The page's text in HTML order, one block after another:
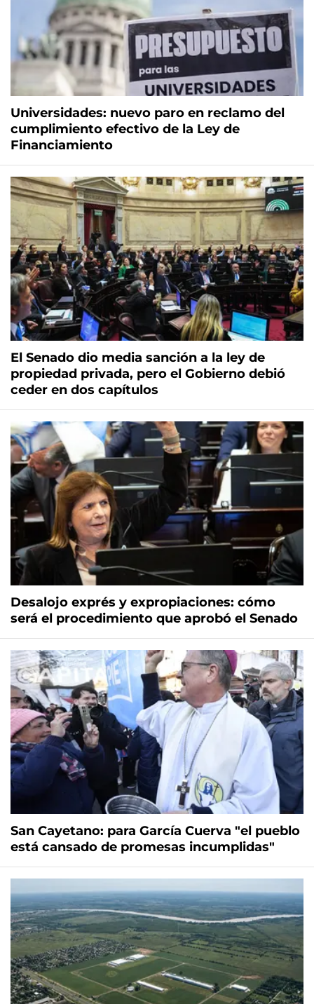
Universidades: nuevo paro en reclamo del
cumplimiento efectivo de la Ley de
Financiamiento
El Senado dio media sanción a la ley de
propiedad privada, pero el Gobierno debió
ceder en dos capítulos
Desalojo exprés y expropiaciones: cómo
será el procedimiento que aprobó el Senado
San Cayetano: para García Cuerva "el pueblo
está cansado de promesas incumplidas"